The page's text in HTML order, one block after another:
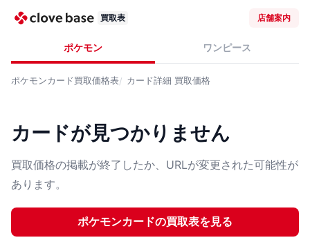
買取表 店舗案内
ポケモン ワンピース
ポケモンカード買取価格表 カード詳細 買取価格
カードが見つかりません
買取価格の掲載が終了したか、URLが変更された可能性が
あります。
ポケモンカードの買取表を見る